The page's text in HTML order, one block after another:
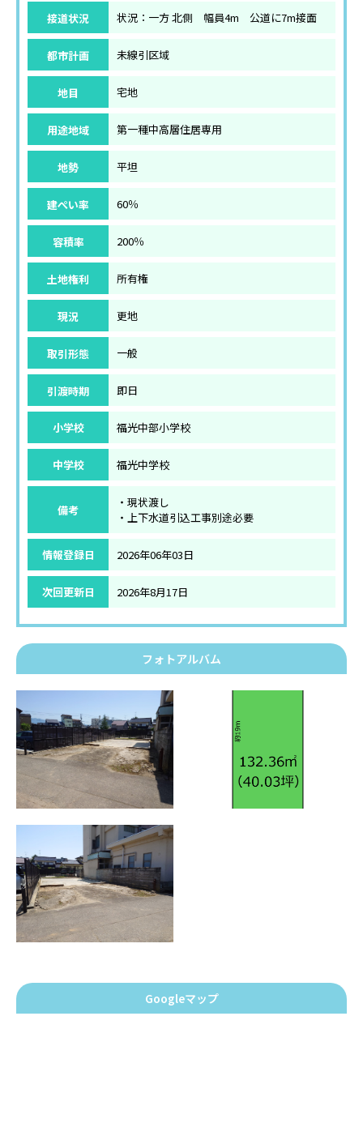
接道状況 状況：一方 北側 幅員4m 公道に7m接面
都市計画 未線引区域
地目 宅地
用途地域 第一種中高層住居専用
地勢 平坦
建ぺい率 60％
容積率 200％
土地権利 所有権
現況 更地
取引形態 一般
引渡時期 即日
小学校 福光中部小学校
中学校 福光中学校
備考
・現状渡し
・上下水道引込工事別途必要
情報登録日 2026年06年03日
次回更新日 2026年8月17日
フォトアルバム
Googleマップ